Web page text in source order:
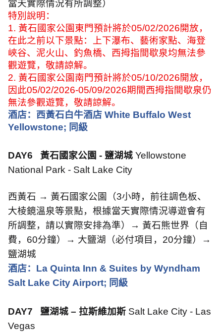
當天實際情況有所調整）
特別說明：
1. 黃石國家公園東門預計將於05/02/2026開放，
在此之前以下景點：上下瀑布、藝術家點、海登
峽谷、泥火山、釣魚橋、西拇指間歇泉均無法參
觀遊覽，敬請諒解。
2. 黃石國家公園南門預計將於05/10/2026開放，
因此05/02/2026-05/09/2026期間西拇指間歇泉仍
無法參觀遊覽，敬請諒解。
酒店：西黃石白牛酒店 White Buffalo West
Yellowstone; 同級
DAY6 黃石國家公園 - 鹽湖城 Yellowstone
National Park - Salt Lake City
西黃石 → 黃石國家公園（3小時，前往調色板、
大棱鏡溫泉等景點，根據當天實際情況導遊會有
所調整，請以實際安排為準）→ 黃石熊世界（自
費， 60分鐘）→ 大鹽湖（必付項目， 20分鐘）→
鹽湖城
酒店： La Quinta Inn & Suites by Wyndham
Salt Lake City Airport; 同級
DAY7 鹽湖城 – 拉斯維加斯 Salt Lake City - Las
Vegas